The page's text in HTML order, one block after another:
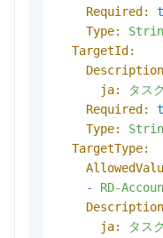
Required:
Type:
TargetId:
ja:
タス
Required:
Type:
TargetType:
-
RD-
ja:
タス